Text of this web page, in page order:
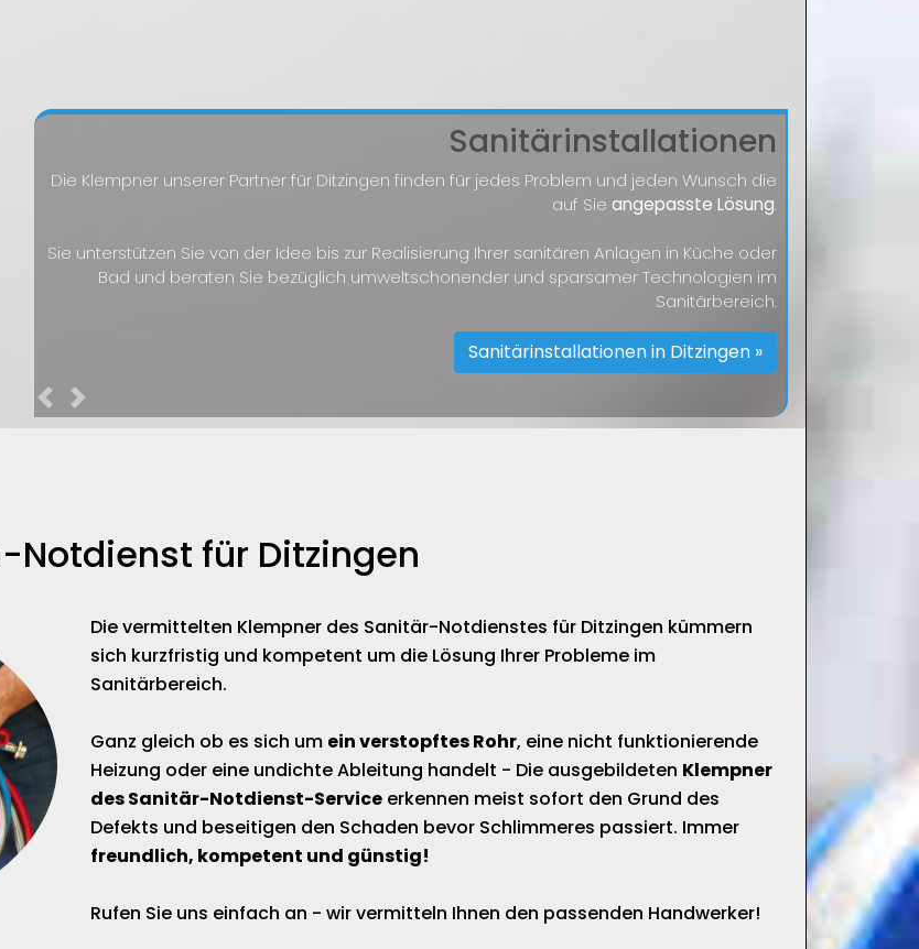
Sanitärinstallationen
Die Klempner unserer Partner für Ditzingen finden für jedes Problem und jeden Wunsch die
auf Sieangepasste Lösung.
Sie unterstützen Sie von der Idee bis zur Realisierung Ihrer sanitären Anlagen in Küche oder
Bad und beraten Sie bezüglich umweltschonender und sparsamer Technologien im
Sanitärbereich.
Sanitärinstallationen in Ditzingen »
Previous
Notdienst für Ditzingen
Die vermittelten Klempner des Sanitär-Notdienstes für Ditzingen kümmern
sich kurzfristig und kompetent um die Lösung Ihrer Probleme im
Sanitärbereich.
Ganz gleich ob es sich um ein verstopftes Rohr, eine nicht funktionierende
Heizung oder eine undichte Ableitung handelt - Die ausgebildeten Klempner
des Sanitär-Notdienst-Service erkennen meist sofort den Grund des
Defekts und beseitigen den Schaden bevor Schlimmeres passiert. Immer
freundlich, kompetent und günstig!
Rufen Sie uns einfach an - wir vermitteln Ihnen den passenden Handwerker!